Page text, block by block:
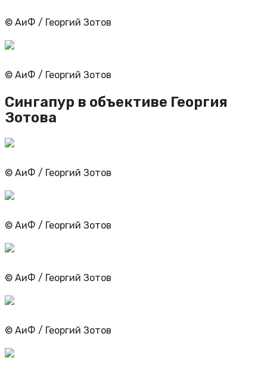
© АиФ / Георгий Зотов
© АиФ / Георгий Зотов
Сингапур в объективе Георгия
Зотова
© АиФ / Георгий Зотов
© АиФ / Георгий Зотов
© АиФ / Георгий Зотов
© АиФ / Георгий Зотов